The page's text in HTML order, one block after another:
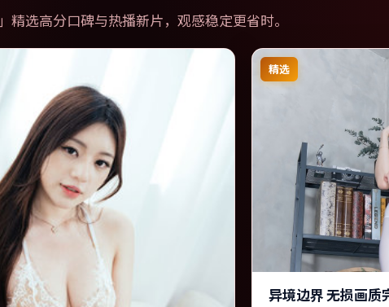
」精选高分口碑与热播新片，观感稳定更省时。
精选
异境边界 无损画质